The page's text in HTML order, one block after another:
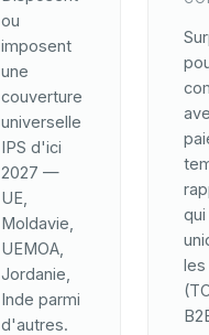
ou
imposent
une
couverture
universelle
IPS d'ici
2027 —
UE,
Moldavie,
UEMOA,
Jordanie,
Inde parmi
d'autres.
les